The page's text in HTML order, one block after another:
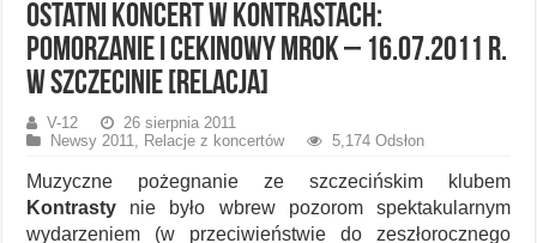
Ostatni koncert w Kontrastach:
Pomorzanie i Cekinowy Mrok – 16.07.2011 r.
w Szczecinie [relacja]
V-12
26 sierpnia 2011
Newsy 2011, Relacje z koncertów 5,174 Odsłon
Muzyczne pożegnanie ze szczecińskim klubem
Kontrasty nie było wbrew pozorom spektakularnym
wydarzeniem (w przeciwieństwie do zeszłorocznego